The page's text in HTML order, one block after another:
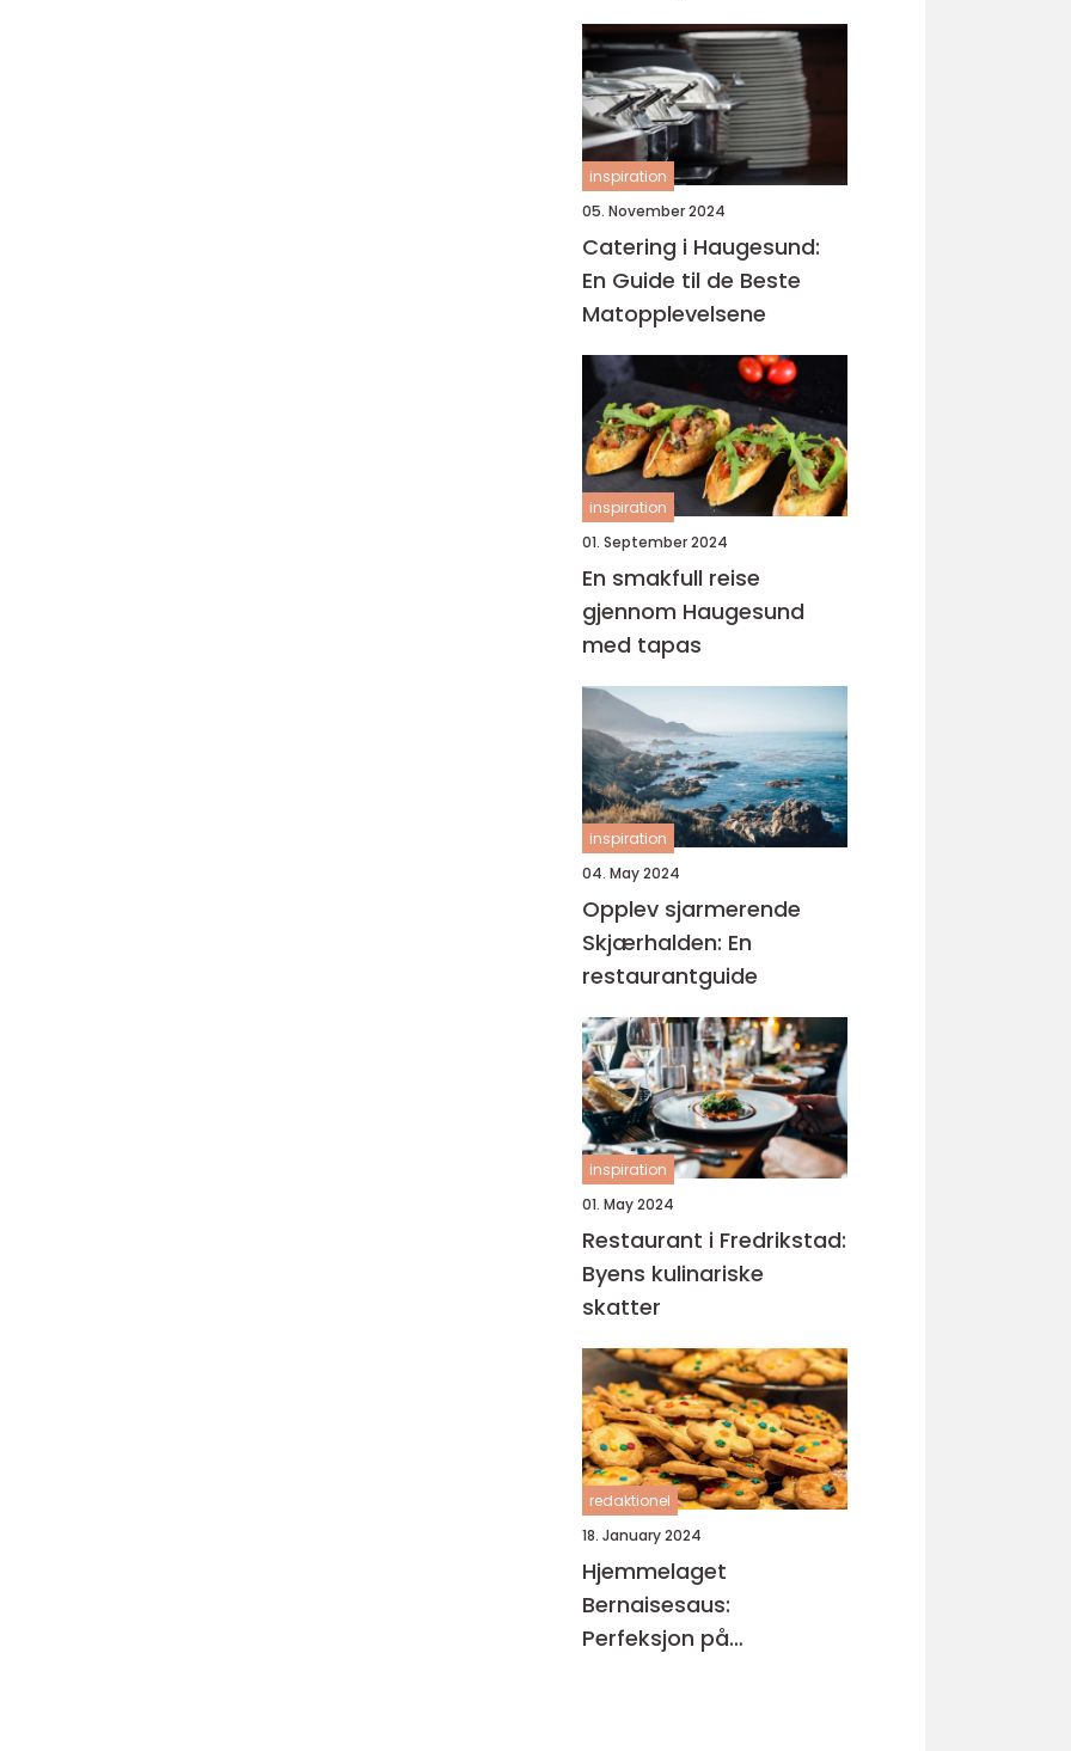
inspiration
05. November 2024
Catering i Haugesund:
En Guide til de Beste
Matopplevelsene
inspiration
01. September 2024
En smakfull reise
gjennom Haugesund
med tapas
inspiration
04. May 2024
Opplev sjarmerende
Skjærhalden: En
restaurantguide
inspiration
01. May 2024
Restaurant i Fredrikstad:
Byens kulinariske
skatter
redaktionel
18. January 2024
Hjemmelaget
Bernaisesaus:
Perfeksjon på